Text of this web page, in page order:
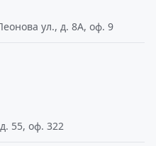
ул., д. 8А, оф. 9
55, оф. 322